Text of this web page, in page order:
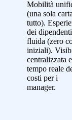
Mobilità
(una sola
tutto).
dei dipendenti
fluida (zero
iniziali).
centralizzata
tempo reale
costi per i
manager.